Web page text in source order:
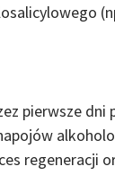
pierwsze dni
regeneracji